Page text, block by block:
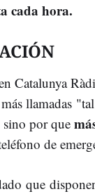
cada hora.
Catalunya
llamadas
sino por que
de
que